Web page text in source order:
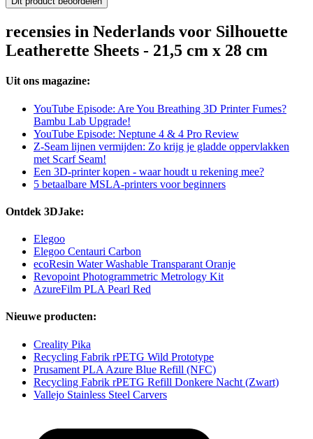
recensies in Nederlands voor Silhouette
Leatherette Sheets - 21,5 cm x 28 cm
Uit ons magazine:
YouTube Episode: Are You Breathing 3D Printer Fumes?
Bambu Lab Upgrade!
YouTube Episode: Neptune 4 & 4 Pro Review
Z-Seam lijnen vermijden: Zo krijg je gladde oppervlakken
met Scarf Seam!
Een 3D-printer kopen - waar houdt u rekening mee?
5 betaalbare MSLA-printers voor beginners
Ontdek 3DJake:
Elegoo
Elegoo Centauri Carbon
ecoResin Water Washable Transparant Oranje
Revopoint Photogrammetric Metrology Kit
AzureFilm PLA Pearl Red
Nieuwe producten:
Creality Pika
Recycling Fabrik rPETG Wild Prototype
Prusament PLA Azure Blue Refill (NFC)
Recycling Fabrik rPETG Refill Donkere Nacht (Zwart)
Vallejo Stainless Steel Carvers